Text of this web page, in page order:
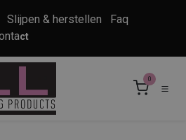
Slijpen & herstellen
Faq
ct
0